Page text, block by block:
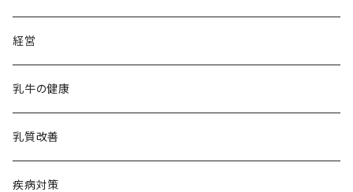
経営
乳牛の健康
乳質改善
疾病対策